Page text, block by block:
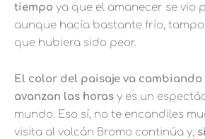
tiempo ya que el amanecer se vio
aunque hacía bastante frío,
que hubiera sido peor.
El color del paisaje va
avanzan las horas y es un
mundo. Eso sí, no te encandiles
visita al volcán Bromo continúa y,